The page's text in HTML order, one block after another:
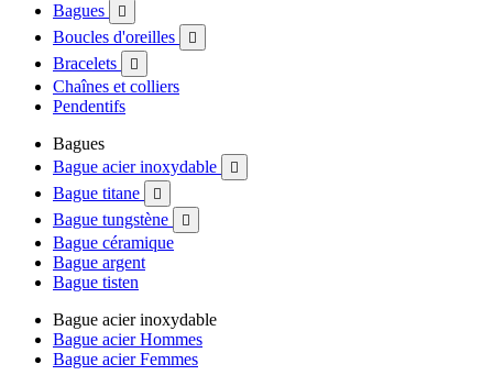
Bagues

Boucles d'oreilles 
Bracelets 
Chaînes et colliers
Pendentifs
Bagues
Bague acier inoxydable

Bague titane 
Bague tungstène 
Bague céramique
Bague argent
Bague tisten
Bague acier inoxydable
Bague acier Hommes
Bague acier Femmes